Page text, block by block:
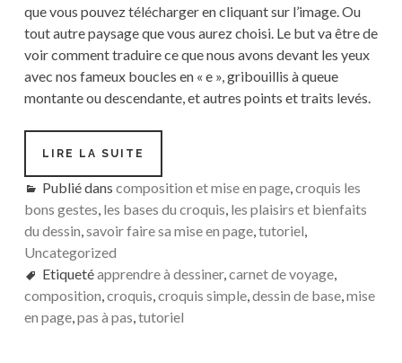
que vous pouvez télécharger en cliquant sur l’image. Ou
tout autre paysage que vous aurez choisi. Le but va être de
voir comment traduire ce que nous avons devant les yeux
avec nos fameux boucles en « e », gribouillis à queue
montante ou descendante, et autres points et traits levés.
LIRE LA SUITE
AU
ET
MISE
Publié dans composition et mise en page,croquis les
bons gestes, les bases du croquis, les plaisirs et bienfaits
du dessin,savoir faire sa mise en page,tutoriel,
Uncategorized
Etiquetéapprendre à dessiner,carnet de voyage,
composition,croquis,croquis simple,dessin de base,mise
en page,pas à pas,tutoriel